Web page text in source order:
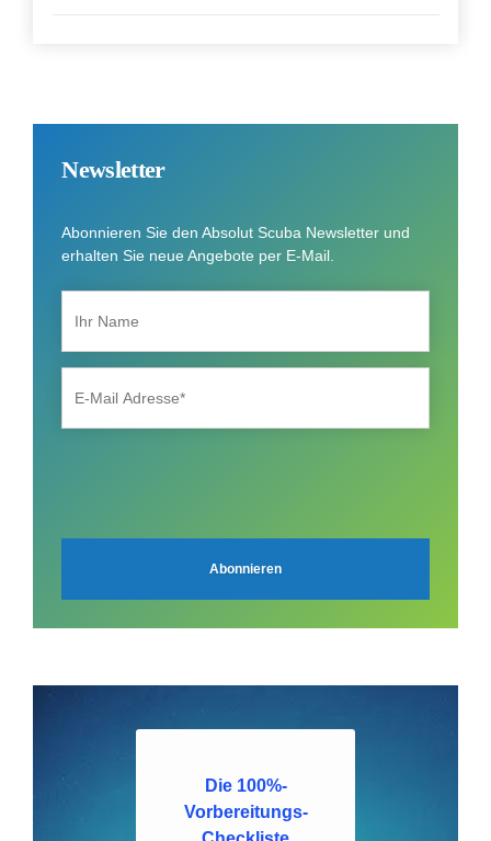
Newsletter
Abonnieren Sie den Absolut Scuba Newsletter und
erhalten Sie neue Angebote per E-Mail.